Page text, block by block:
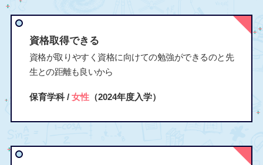
資格取得できる
資格が取りやすく資格に向けての勉強ができるのと先
生との距離も良いから
保育学科 / 女性（2024年度入学）